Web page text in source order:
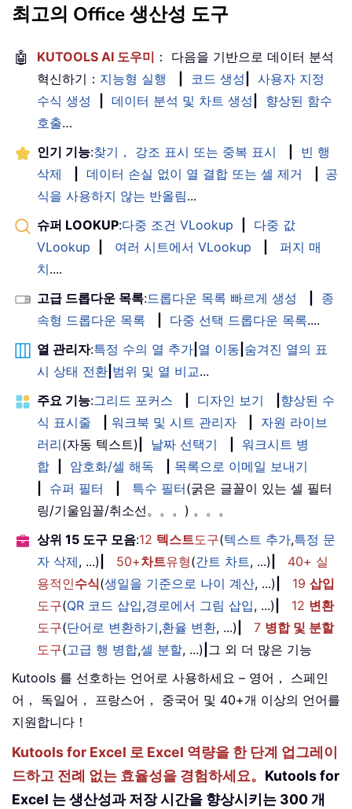
최고의 Office 생산성 도구
🤖 KUTOOLS AI 도우미 ： 다음을 기반으로 데이터 분석
혁신하기： 지능형 실행 코드 생성
사용자 지정
수식 생성
데이터 분석 및 차트 생성
향상된 함수
호출…
인기 기능:찾기， 강조 표시 또는 중복 표시
빈 행
삭제
데이터 손실 없이 열 결합 또는 셀 제거
공
식을 사용하지 않는 반올림...
슈퍼 LOOKUP:다중 조건 VLookup
다중 값
VLookup
여러 시트에서 VLookup
퍼지 매
치....
고급 드롭다운 목록:드롭다운 목록 빠르게 생성
종
속형 드롭다운 목록
다중 선택 드롭다운 목록....
열 관리자:특정 수의 열 추가 열 이동 숨겨진 열의 표
시 상태 전환 범위 및 열 비교...
주요 기능:그리드 포커스 디자인 보기
향상된 수
식 표시줄
워크북 및 시트 관리자
자원 라이브
러리(자동 텍스트) 날짜 선택기
워크시트 병
합
암호화/셀 해독
목록으로 이메일 보내기
슈퍼 필터 특수 필터(굵은 글꼴이 있는 셀 필터
링/기울임꼴/취소선。。。) 。。。
상위 15 도구 모음:12 텍스트도구(텍스트 추가,특정 문
자 삭제, ...) 50+차트유형(간트 차트, ...)
40+ 실
용적인수식(생일을 기준으로 나이 계산, ...) 19 삽입
도구(QR 코드 삽입,경로에서 그림 삽입, ...) 12 변환
도구(단어로 변환하기,환율 변환, ...) 7 병합 및 분할
도구(고급 행 병합,셀 분할, ...) 그 외 더 많은 기능
Kutools 를 선호하는 언어로 사용하세요 – 영어， 스페인
어， 독일어， 프랑스어， 중국어 및 40+개 이상의 언어를
지원합니다！
Kutools for Excel 로 Excel 역량을 한 단계 업그레이
드하고 전례 없는 효율성을 경험하세요。 Kutools for
Excel 는 생산성과 저장 시간을 향상시키는 300 개